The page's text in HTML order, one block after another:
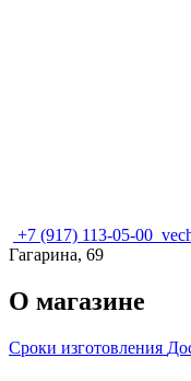
+7 (917) 113-05-00
Гагарина, 69
О магазине
Сроки изготовления